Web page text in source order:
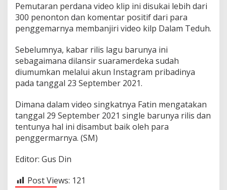
Pemutaran perdana video klip ini disukai lebih dari
300 penonton dan komentar positif dari para
penggemarnya membanjiri video kilp Dalam Teduh.
Sebelumnya, kabar rilis lagu barunya ini
sebagaimana dilansir suaramerdeka sudah
diumumkan melalui akun Instagram pribadinya
pada tanggal 23 September 2021.
Dimana dalam video singkatnya Fatin mengatakan
tanggal 29 September 2021 single barunya rilis dan
tentunya hal ini disambut baik oleh para
penggermarnya. (SM)
Editor: Gus Din
Post Views: 121